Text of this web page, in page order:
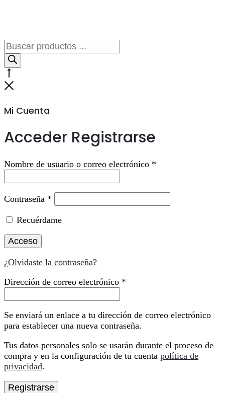
Búsqueda
de
productos
Mi Cuenta
Acceder Registrarse
Nombre de usuario o correo electrónico *
Contraseña *
Recuérdame
Acceso
¿Olvidaste la contraseña?
Dirección de correo electrónico *
Se enviará un enlace a tu dirección de correo electrónico
para establecer una nueva contraseña.
Tus datos personales solo se usarán durante el proceso de
compra y en la configuración de tu cuenta política de
privacidad.
Registrarse